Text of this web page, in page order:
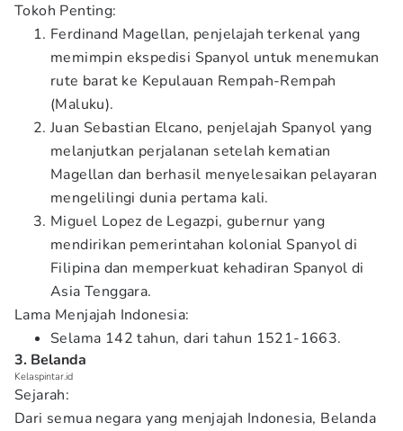
Tokoh Penting:
Ferdinand Magellan, penjelajah terkenal yang
memimpin ekspedisi Spanyol untuk menemukan
rute barat ke Kepulauan Rempah-Rempah
(Maluku).
Juan Sebastian Elcano, penjelajah Spanyol yang
melanjutkan perjalanan setelah kematian
Magellan dan berhasil menyelesaikan pelayaran
mengelilingi dunia pertama kali.
Miguel Lopez de Legazpi, gubernur yang
mendirikan pemerintahan kolonial Spanyol di
Filipina dan memperkuat kehadiran Spanyol di
Asia Tenggara.
Lama Menjajah Indonesia:
Selama 142 tahun, dari tahun 1521-1663.
3. Belanda
Kelaspintar.id
Sejarah:
Dari semua negara yang menjajah Indonesia, Belanda